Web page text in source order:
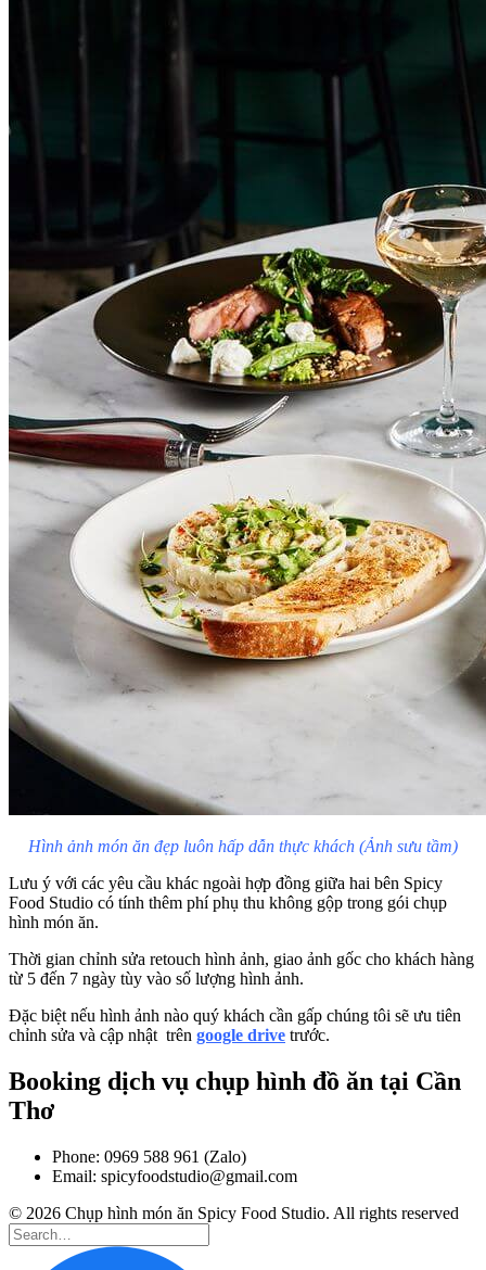
Hình ảnh món ăn đẹp luôn hấp dẫn thực khách (Ảnh sưu tầm)
Lưu ý với các yêu cầu khác ngoài hợp đồng giữa hai bên Spicy
Food Studio có tính thêm phí phụ thu không gộp trong gói chụp
hình món ăn.
Thời gian chỉnh sửa retouch hình ảnh, giao ảnh gốc cho khách hàng
từ 5 đến 7 ngày tùy vào số lượng hình ảnh.
Đặc biệt nếu hình ảnh nào quý khách cần gấp chúng tôi sẽ ưu tiên
chỉnh sửa và cập nhật trên google drive trước.
Booking dịch vụ chụp hình đồ ăn tại Cần
Thơ
Phone: 0969 588 961 (Zalo)
Email: spicyfoodstudio@gmail.com
© 2026 Chụp hình món ăn Spicy Food Studio. All rights reserved